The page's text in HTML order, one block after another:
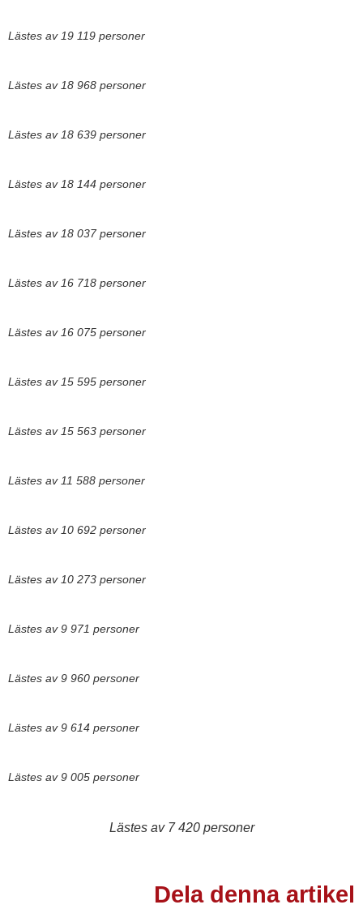
Lästes av 19 119 personer
Lästes av 18 968 personer
Lästes av 18 639 personer
Lästes av 18 144 personer
Lästes av 18 037 personer
Lästes av 16 718 personer
Lästes av 16 075 personer
Lästes av 15 595 personer
Lästes av 15 563 personer
Lästes av 11 588 personer
Lästes av 10 692 personer
Lästes av 10 273 personer
Lästes av 9 971 personer
Lästes av 9 960 personer
Lästes av 9 614 personer
Lästes av 9 005 personer
Lästes av 7 420 personer
Dela denna artikel